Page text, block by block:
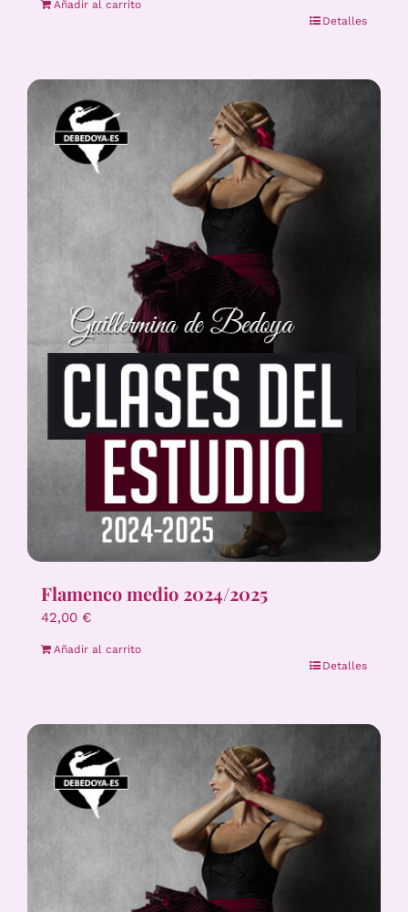
Añadir al carrito
Detalles
Flamenco medio 2024/2025
42,00 €
Añadir al carrito
Detalles